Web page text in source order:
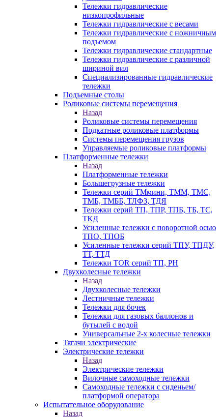
Тележки гидравлические
низкопрофильные
Тележки гидравлические с весами
Тележки гидравлические с ножничным
подъемом
Тележки гидравлические стандартные
Тележки гидравлические с различной
шириной вил
Специализированные гидравлические
тележки
Подъемные столы
Роликовые системы перемещения
Назад
Роликовые системы перемещения
Подкатные роликовые платформы
Системы перемещения грузов
Управляемые роликовые платформы
Платформенные тележки
Назад
Платформенные тележки
Большегрузные тележки
Тележки серий ТМмини, ТММ, ТМС,
ТМБ, ТМББ, ТЛФЗ, ТДЯ
Тележки серий ТП, ТПР, ТПБ, ТБ, ТС,
ТКД
Усиленные тележки с поворотной осью
ТПО, ТПОБ
Усиленные тележки серий ТПУ, ТПДУ,
ТТ, ТТД
Тележки TOR серий ТП, PH
Двухколесные тележки
Назад
Двухколесные тележки
Лестничные тележки
Тележки для бочек
Тележки для газовых баллонов и
бутылей с водой
Универсальные 2-х колесные тележки
Тягачи электрические
Электрические тележки
Назад
Электрические тележки
Вилочные самоходные тележки
Самоходные тележки с сиденьем/
платформой оператора
Испытательное оборудование
Назад